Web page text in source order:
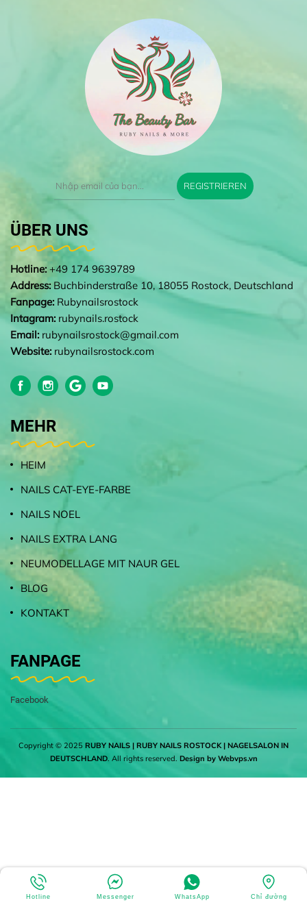
REGISTRIEREN
ÜBER UNS
Hotline: +49 174 9639789
Address: Buchbinderstraße 10, 18055 Rostock, Deutschland
Fanpage: Rubynailsrostock
Intagram: rubynails.rostock
Email: rubynailsrostock@gmail.com
Website: rubynailsrostock.com
MEHR
HEIM
NAILS CAT-EYE-FARBE
NAILS NOEL
NAILS EXTRA LANG
NEUMODELLAGE MIT NAUR GEL
BLOG
KONTAKT
FANPAGE
Facebook
Copyright © 2025 RUBY NAILS | RUBY NAILS ROSTOCK | NAGELSALON IN
DEUTSCHLAND. All rights reserved. Design by Webvps.vn
Hotline Messenger WhatsApp Chỉ đường